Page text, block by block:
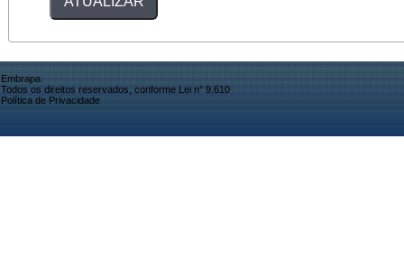
Embrapa
Todos os direitos reservados, conforme Lei n° 9.610
Política de Privacidade